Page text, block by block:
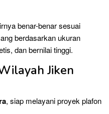
benar-benar sesuai
berdasarkan ukuran
dan bernilai tinggi.
Jiken
, siap melayani proyek plafon